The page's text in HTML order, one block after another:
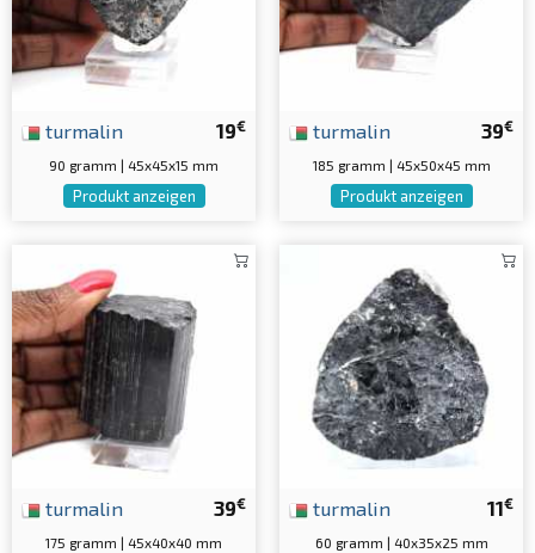
19€
turmalin
90 gramm | 45x45x15 mm
Produkt anzeigen
39€
turmalin
185 gramm | 45x50x45 mm
Produkt anzeigen
39€
turmalin
175 gramm | 45x40x40 mm
11€
turmalin
60 gramm | 40x35x25 mm